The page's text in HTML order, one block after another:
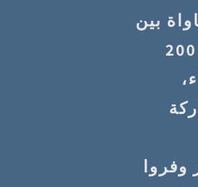
بين
جنود الجيش الإسرائيلي وإرهابيي النخبة". وصل 200
وفروا